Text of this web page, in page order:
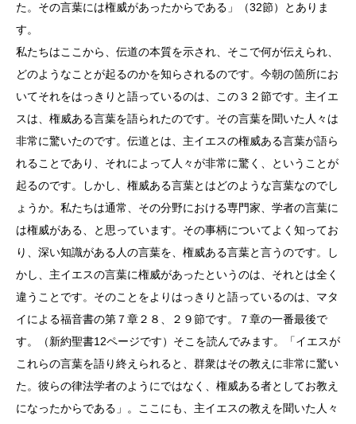
た。その言葉には権威があったからである」（32節）とありま
す。
私たちはここから、伝道の本質を示され、そこで何が伝えられ、
どのようなことが起るのかを知らされるのです。今朝の箇所にお
いてそれをはっきりと語っているのは、この３２節です。主イエ
スは、権威ある言葉を語られたのです。その言葉を聞いた人々は
非常に驚いたのです。伝道とは、主イエスの権威ある言葉が語ら
れることであり、それによって人々が非常に驚く、ということが
起るのです。しかし、権威ある言葉とはどのような言葉なのでし
ょうか。私たちは通常、その分野における専門家、学者の言葉に
は権威がある、と思っています。その事柄についてよく知ってお
り、深い知識がある人の言葉を、権威ある言葉と言うのです。し
かし、主イエスの言葉に権威があったというのは、それとは全く
違うことです。そのことをよりはっきりと語っているのは、マタ
イによる福音書の第７章２８、２９節です。７章の一番最後で
す。（新約聖書12ページです）そこを読んでみます。「イエスが
これらの言葉を語り終えられると、群衆はその教えに非常に驚い
た。彼らの律法学者のようにではなく、権威ある者としてお教え
になったからである」。ここにも、主イエスの教えを聞いた人々